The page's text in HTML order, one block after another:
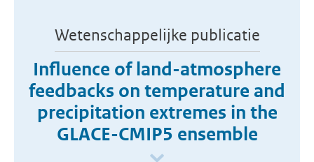
Wetenschappelijke publicatie
Influence of land-atmosphere
feedbacks on temperature and
precipitation extremes in the
GLACE-CMIP5 ensemble